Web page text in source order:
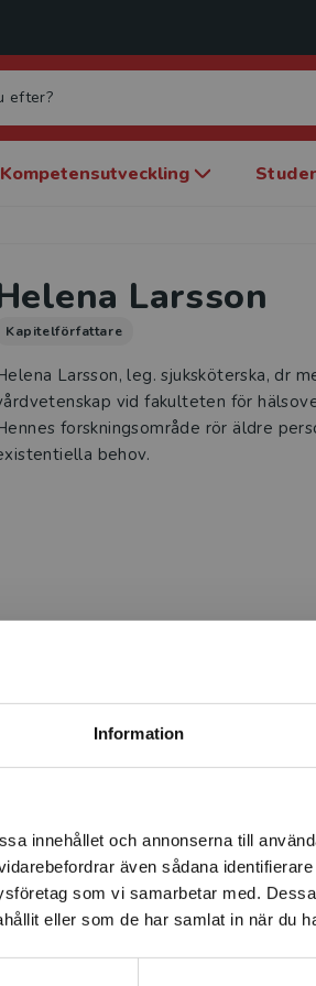
Information
innehållet och annonserna till
även sådana
som vi samarbetar med.
eller som de har samlat in när du
fraktregion
att du besöker studentlitteratur.se
Sverige. Vi erbjuder inte leveranser
att kunna slutföra ett köp måste
vara i Sverige.Läs mer
Kompetensutveckling
Larsson
Kapitelförfattare
Larsson, leg. sjuksköterska, dr
vid fakulteten för
forskningsområde rör äldre
behov.
Produkter